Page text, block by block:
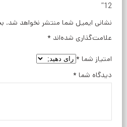
12”
نشانی ایمیل شما منتشر نخواهد شد.
علامت‌گذاری شده‌اند *
امتیاز شما *
دیدگاه شما *